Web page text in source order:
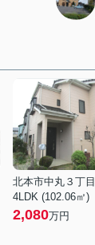
北本市中丸３丁目
4LDK (102.06㎡)
2,080万円